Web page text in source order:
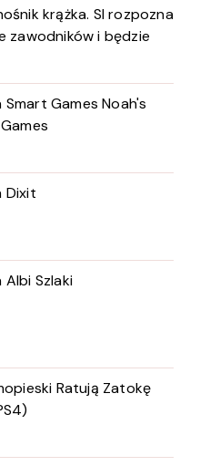
krążka. SI rozpozna
zawodników i będzie
Games Noah's
Dixit
Szlaki
Ratują Zatokę